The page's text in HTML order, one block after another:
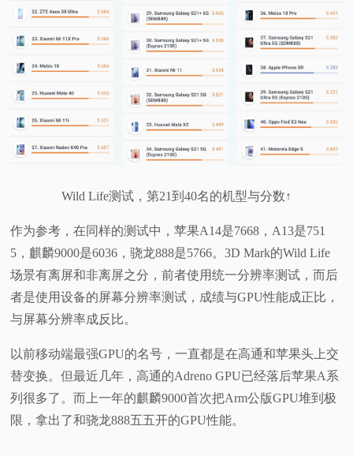
Wild Life测试，第21到40名的机型与分数↑
作为参考，在同样的测试中，苹果A14是7668，A13是751
5，麒麟9000是6036，骁龙888是5766。3D Mark的Wild Life
场景有离屏和非离屏之分，前者使用统一分辨率测试，而后
者是使用设备的屏幕分辨率测试，成绩与GPU性能成正比，
与屏幕分辨率成反比。
以前移动端最强GPU的名号，一直都是在高通和苹果头上交
替变换。但最近几年，高通的Adreno GPU已经落后苹果A系
列很多了。而上一年的麒麟9000首次把Arm公版GPU堆到极
限，拿出了和骁龙888五五开的GPU性能。